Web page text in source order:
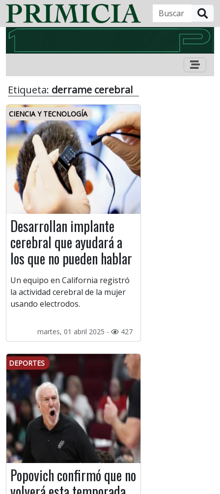
Etiqueta: derrame cerebral
CIENCIA Y TECNOLOGÍA
Desarrollan implante
cerebral que ayudará a
los que no pueden hablar
Un equipo en California registró
la actividad cerebral de la mujer
usando electrodos.
martes, 01 abril 2025 - 427
DEPORTES
Popovich confirmó que no